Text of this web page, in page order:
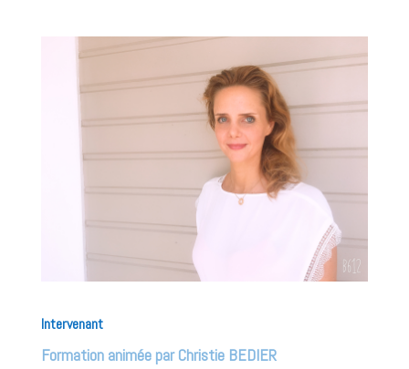
Intervenant
Formation animée par Christie BEDIER